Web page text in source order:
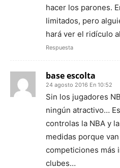
hacer los parones.
limitados, pero
hará ver el ridículo
Respuesta
base escolta
24 agosto 2016 En 10:52
Sin los jugadores
ningún atractivo…
controlas la NBA y
medidas porque
competiciones más
clubes…